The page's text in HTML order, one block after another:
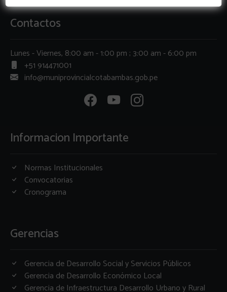
Contactos
Lunes - Viernes, 8:00 am - 1:00 pm ; 3:00 am - 6:00 pm
+51 914471001
info@muniprovincialcotabambas.gob.pe
Informacion Importante
Normas Institucionales
Convocatorias
Cronograma
Gerencias
Gerencia de Desarrollo Social y Servicios Públicos
Gerencia de Desarrollo Económico Local
Gerencia de Infraestructura Desarrollo Urbano y Rural